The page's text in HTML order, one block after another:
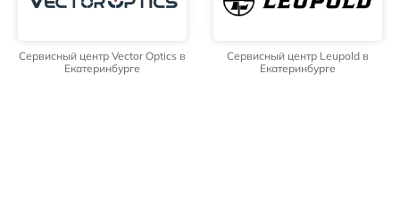
Сервисный центр Vector Optics в
Екатеринбурге
Сервисный центр Leupold в
Екатеринбурге